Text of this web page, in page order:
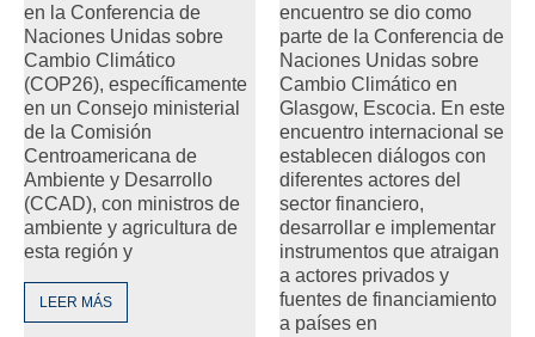
en la Conferencia de
Naciones Unidas sobre
Cambio Climático
(COP26), específicamente
en un Consejo ministerial
de la Comisión
Centroamericana de
Ambiente y Desarrollo
(CCAD), con ministros de
ambiente y agricultura de
esta región y
LEER MÁS
encuentro se dio como
parte de la Conferencia de
Naciones Unidas sobre
Cambio Climático en
Glasgow, Escocia. En este
encuentro internacional se
establecen diálogos con
diferentes actores del
sector financiero,
desarrollar e implementar
instrumentos que atraigan
a actores privados y
fuentes de financiamiento
a países en